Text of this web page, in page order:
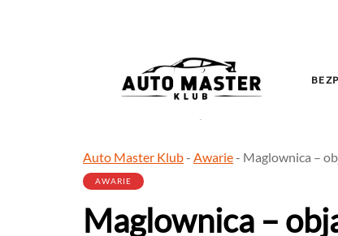
Auto Master Klub- Awarie- Maglownica –
AWARIE
Maglownica –